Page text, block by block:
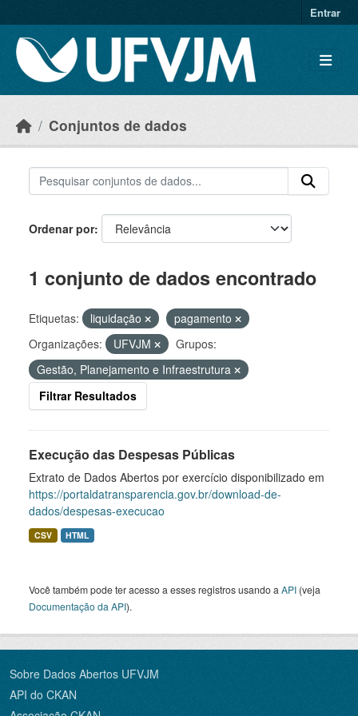
Entrar
Conjuntos de dados
Ordenar por
1 conjunto de dados encontrado
Etiquetas: liquidação
pagamento
Organizações:
UFVJM
Grupos:
Gestão, Planejamento e Infraestrutura
Filtrar Resultados
Execução das Despesas Públicas
Extrato de Dados Abertos por exercício disponibilizado em
https://portaldatransparencia.gov.br/download-de-
dados/despesas-execucao
CSV HTML
Você também pode ter acesso a esses registros usando a API (veja
Documentação da API).
Sobre Dados Abertos UFVJM
API do CKAN